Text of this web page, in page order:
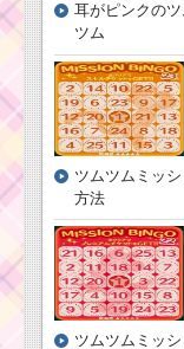
耳がピンクの
ツム
ツムツムミッ
方法
ツムツムミッ